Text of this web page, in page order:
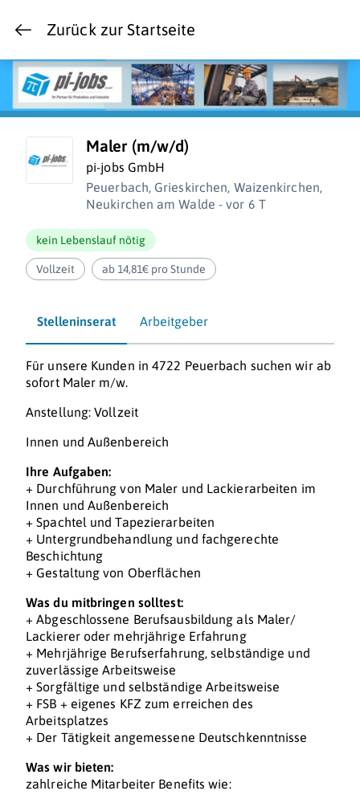
Zurück zur Startseite
Maler (m/w/d)
pi-jobs GmbH
Peuerbach, Grieskirchen, Waizenkirchen,
Neukirchen am Walde - vor 6 T
kein Lebenslauf nötig
Vollzeit ab 14,81€ pro Stunde
Stelleninserat Arbeitgeber
Für unsere Kunden in 4722 Peuerbach suchen wir ab
sofort Maler m/w.
Anstellung: Vollzeit
Innen und Außenbereich
Ihre Aufgaben:
+ Durchführung von Maler und Lackierarbeiten im
Innen und Außenbereich
+ Spachtel und Tapezierarbeiten
+ Untergrundbehandlung und fachgerechte
Beschichtung
+ Gestaltung von Oberflächen
Was du mitbringen solltest:
+ Abgeschlossene Berufsausbildung als Maler/
Lackierer oder mehrjährige Erfahrung
+ Mehrjährige Berufserfahrung, selbständige und
zuverlässige Arbeitsweise
+ Sorgfältige und selbständige Arbeitsweise
+ FSB + eigenes KFZ zum erreichen des
Arbeitsplatzes
+ Der Tätigkeit angemessene Deutschkenntnisse
Was wir bieten:
zahlreiche Mitarbeiter Benefits wie: